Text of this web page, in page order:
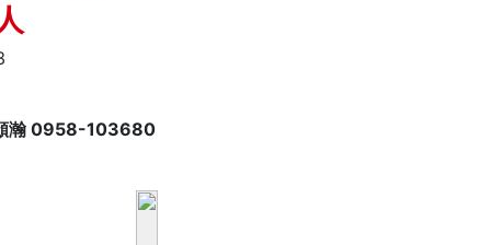
瀚 0958-103680